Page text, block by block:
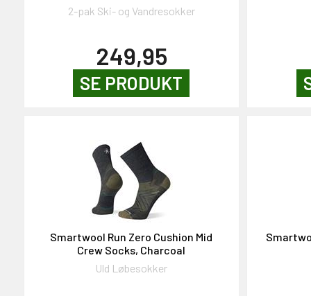
2-pak Ski- og Vandresokker
249,95
SE PRODUKT
Smartwool Run Zero Cushion Mid
Crew Socks, Charcoal
Uld Løbesokker
NEJ TAK!